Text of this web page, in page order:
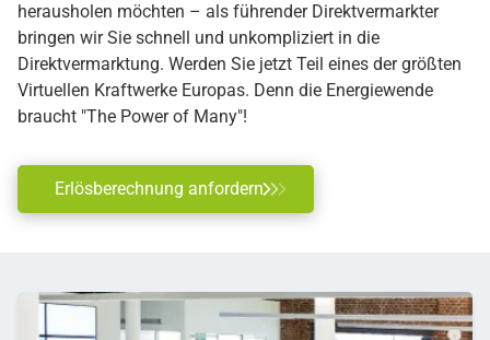
herausholen möchten – als führender Direktvermarkter
bringen wir Sie schnell und unkompliziert in die
Direktvermarktung. Werden Sie jetzt Teil eines der größten
Virtuellen Kraftwerke Europas. Denn die Energiewende
braucht "The Power of Many"!
Erlösberechnung anfordern